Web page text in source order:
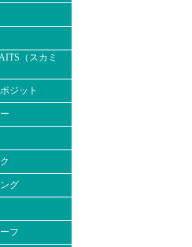
（スカミ
ジット
グ
フ